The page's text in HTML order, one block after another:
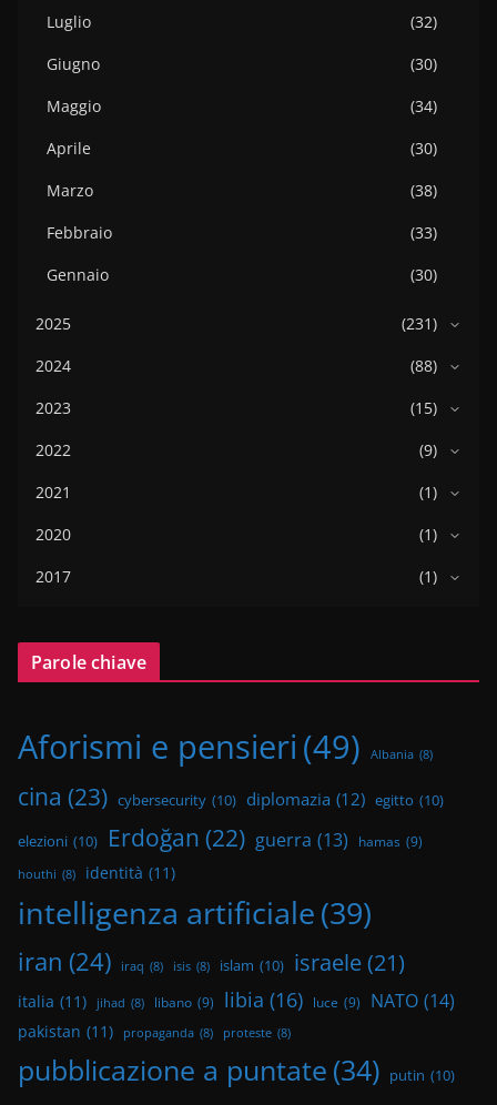
Luglio
(32)
Giugno
(30)
Maggio
(34)
Aprile
(30)
Marzo
(38)
Febbraio
(33)
Gennaio
(30)
2025
(231)
2024
(88)
2023
(15)
2022
(9)
2021
(1)
2020
(1)
2017
(1)
Parole chiave
Aforismi e pensieri (49) Albania (8)
cina (23) cybersecurity (10) diplomazia (12) egitto (10)
elezioni (10) Erdoğan (22) guerra (13) hamas (9)
houthi (8) identità (11)
intelligenza artificiale(39)
iran (24) iraq (8) isis (8) islam (10) israele(21)
italia (11) jihad (8) libano (9) libia (16) luce (9) NATO (14)
pakistan (11) propaganda (8) proteste (8)
pubblicazione a puntate (34) putin (10)